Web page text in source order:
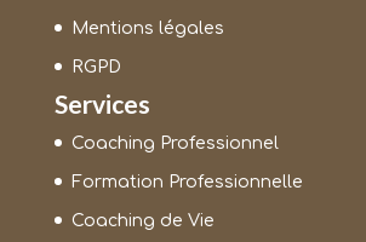
Mentions légales
RGPD
Services
Coaching Professionnel
Formation Professionnelle
Coaching de Vie